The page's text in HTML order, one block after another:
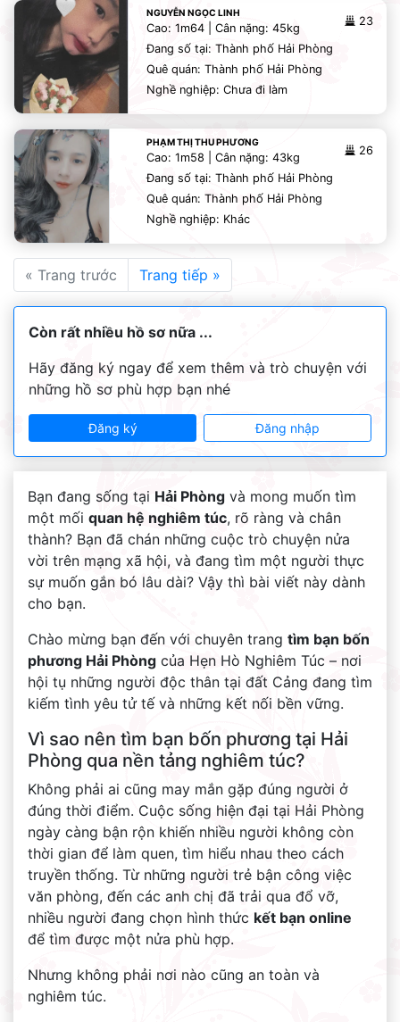
NGUYỄN NGỌC LINH
23
Cao: 1m64 | Cân nặng: 45kg
Đang số tại: Thành phố Hải Phòng
Quê quán: Thành phố Hải Phòng
Nghề nghiệp: Chưa đi làm
PHẠM THỊ THU PHƯƠNG
26
Cao: 1m58 | Cân nặng: 43kg
Đang số tại: Thành phố Hải Phòng
Quê quán: Thành phố Hải Phòng
Nghề nghiệp: Khác
« Trang trước Trang tiếp »
Còn rất nhiều hồ sơ nữa ...
Hãy đăng ký ngay để xem thêm và trò chuyện với
những hồ sơ phù hợp bạn nhé
Đăng ký Đăng nhập
Bạn đang sống tại Hải Phòng và mong muốn tìm
một mối quan hệ nghiêm túc, rõ ràng và chân
thành? Bạn đã chán những cuộc trò chuyện nửa
vời trên mạng xã hội, và đang tìm một người thực
sự muốn gắn bó lâu dài? Vậy thì bài viết này dành
cho bạn.
Chào mừng bạn đến với chuyên trang tìm bạn bốn
phương Hải Phòng của Hẹn Hò Nghiêm Túc – nơi
hội tụ những người độc thân tại đất Cảng đang tìm
kiếm tình yêu tử tế và những kết nối bền vững.
Vì sao nên tìm bạn bốn phương tại Hải
Phòng qua nền tảng nghiêm túc?
Không phải ai cũng may mắn gặp đúng người ở
đúng thời điểm. Cuộc sống hiện đại tại Hải Phòng
ngày càng bận rộn khiến nhiều người không còn
thời gian để làm quen, tìm hiểu nhau theo cách
truyền thống. Từ những người trẻ bận công việc
văn phòng, đến các anh chị đã trải qua đổ vỡ,
nhiều người đang chọn hình thức kết bạn online
để tìm được một nửa phù hợp.
Nhưng không phải nơi nào cũng an toàn và
nghiêm túc.